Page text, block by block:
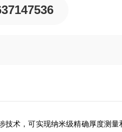
技术，可实现纳米级精确厚度测量